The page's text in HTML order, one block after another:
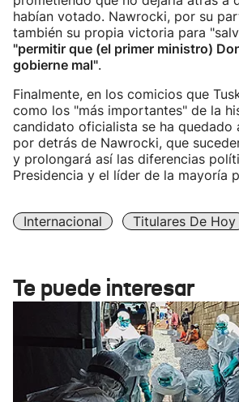
habían votado. Nawrocki, por su
también su propia victoria para
"permitir que (el primer ministro)
gobierne mal".
Finalmente, en los comicios que
como los "más importantes" de la
candidato oficialista se ha quedado
por detrás de Nawrocki, que
y prolongará así las diferencias
Presidencia y el líder de la mayoría
Internacional Titulares De Hoy
Te puede interesar